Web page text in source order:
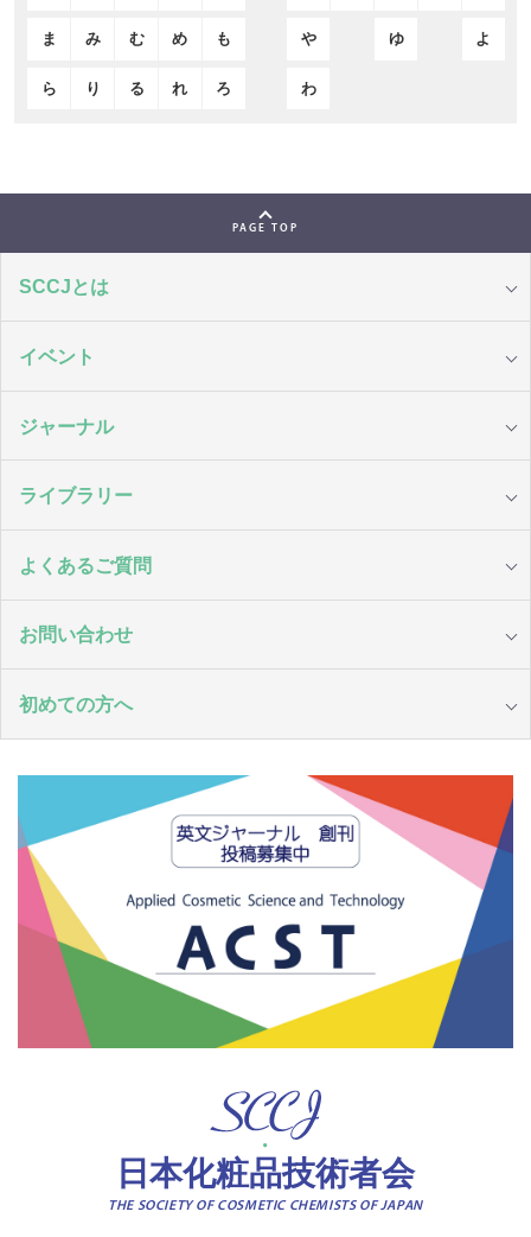
ま み む め も や ゆ よ
ら り る れ ろ わ
PAGE TOP
SCCJとは
イベント
ジャーナル
ライブラリー
よくあるご質問
お問い合わせ
初めての方へ
日本化粧品技術者会
THE SOCIETY OF COSMETIC CHEMISTS OF JAPAN